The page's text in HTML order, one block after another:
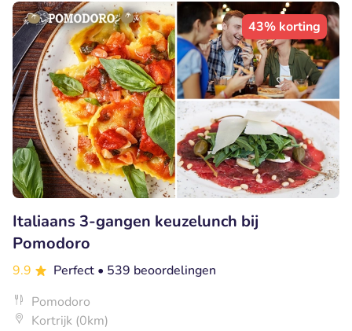
43% korting
Italiaans 3-gangen keuzelunch bij
Pomodoro
9.9 Perfect • 539 beoordelingen
Pomodoro
Kortrijk (0km)